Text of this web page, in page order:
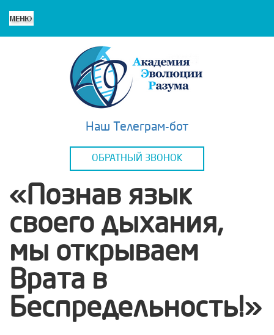
Наш Телеграм-бот
ОБРАТНЫЙ ЗВОНОК
«Познав язык
своего дыхания,
мы открываем
Врата в
Беспредельность!»